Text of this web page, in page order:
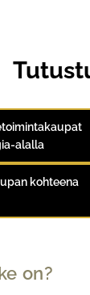
alalla
kohteena
on?